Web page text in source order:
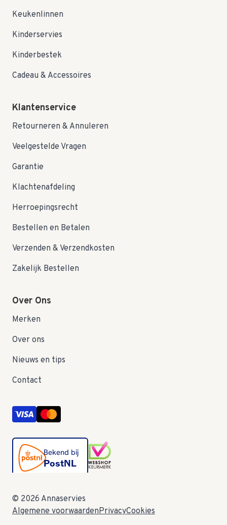
Keukenlinnen
Kinderservies
Kinderbestek
Cadeau & Accessoires
Klantenservice
Retourneren & Annuleren
Veelgestelde Vragen
Garantie
Klachtenafdeling
Herroepingsrecht
Bestellen en Betalen
Verzenden & Verzendkosten
Zakelijk Bestellen
Over Ons
Merken
Over ons
Nieuws en tips
Contact
© 2026 Annaservies
Algemene voorwaardenPrivacyCookies